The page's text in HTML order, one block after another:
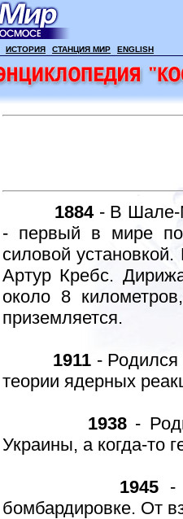
ИСТОРИЯ СТАНЦИЯ МИР ENGLISH
1884- В Шале-
- первый в мире
силовой
Артур Кребс.
около 8
приземляется.
1911 - Родился
теории ядерных
1938-
Украины, а когда-то
1945-
бомбардировке. От